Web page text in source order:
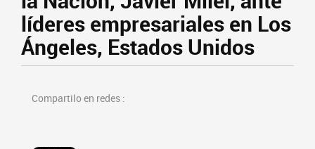
líderes empresariales en Los
Ángeles, Estados Unidos
Compartilo en redes :